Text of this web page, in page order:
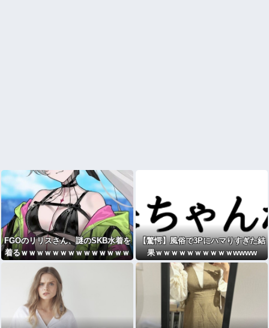
FGOのリリスさん、謎のSKB水着を
着るｗｗｗｗｗｗｗｗｗｗｗｗｗｗ
ｗｗ
【驚愕】風俗で3Pにハマりすぎた結
果ｗｗｗｗｗｗｗｗｗｗwwww